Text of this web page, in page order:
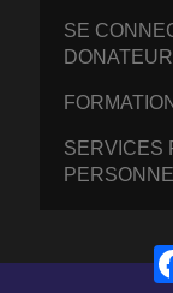
SE
DONATEUR
SERVICES